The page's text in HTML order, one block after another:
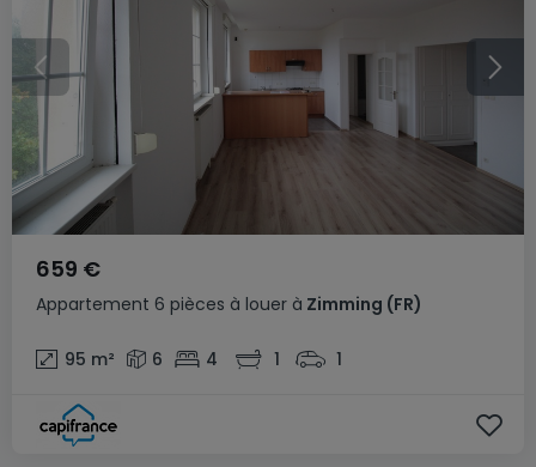
Appartement 6 pièces à louer à Zimming (FR)
659 €
95 m² 6 4 1 1